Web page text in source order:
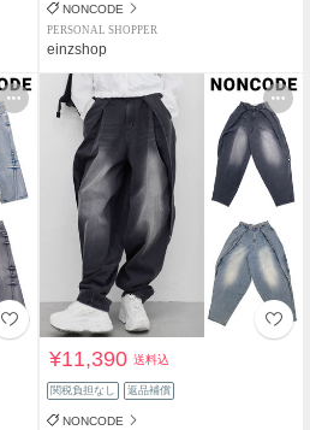
NONCODE
PERSONAL SHOPPER
einzshop
¥11,390送料込
関税負担なし 返品補償
NONCODE